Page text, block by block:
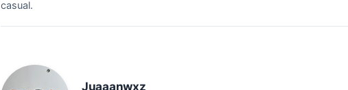
casual.
Juaaanwxz